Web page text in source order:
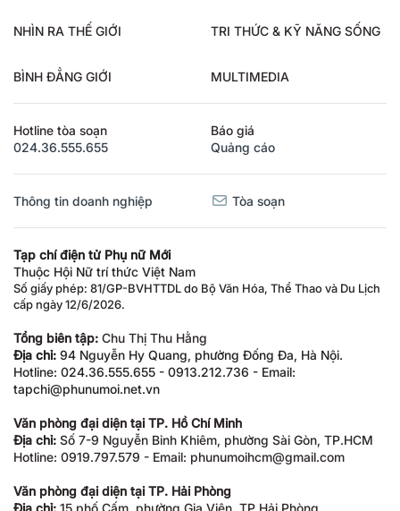
NHÌN RA THẾ GIỚI TRI THỨC & KỸ NĂNG SỐNG
BÌNH ĐẲNG GIỚI MULTIMEDIA
Hotline tòa soạn
024.36.555.655
Báo giá
Quảng cáo
Thông tin doanh nghiệp Tòa soạn
Tạp chí điện tử Phụ nữ Mới
Thuộc Hội Nữ trí thức Việt Nam
Số giấy phép: 81/GP-BVHTTDL do Bộ Văn Hóa, Thể Thao và Du Lịch
cấp ngày 12/6/2026.
Tổng biên tập: Chu Thị Thu Hằng
Địa chỉ: 94 Nguyễn Hy Quang, phường Đống Đa, Hà Nội.
Hotline: 024.36.555.655 - 0913.212.736 - Email:
tapchi@phunumoi.net.vn
Văn phòng đại diện tại TP. Hồ Chí Minh
Địa chỉ: Số 7-9 Nguyễn Bỉnh Khiêm, phường Sài Gòn, TP.HCM
Hotline: 0919.797.579 - Email: phunumoihcm@gmail.com
Văn phòng đại diện tại TP. Hải Phòng
Địa chỉ: 15 phố Cấm, phường Gia Viên, TP Hải Phòng